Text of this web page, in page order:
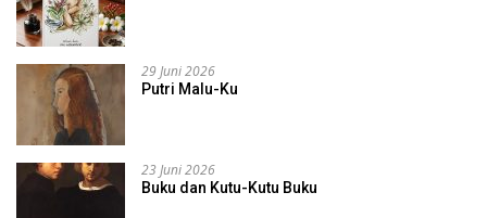
29 Juni 2026
Putri Malu-Ku
23 Juni 2026
Buku dan Kutu-Kutu Buku